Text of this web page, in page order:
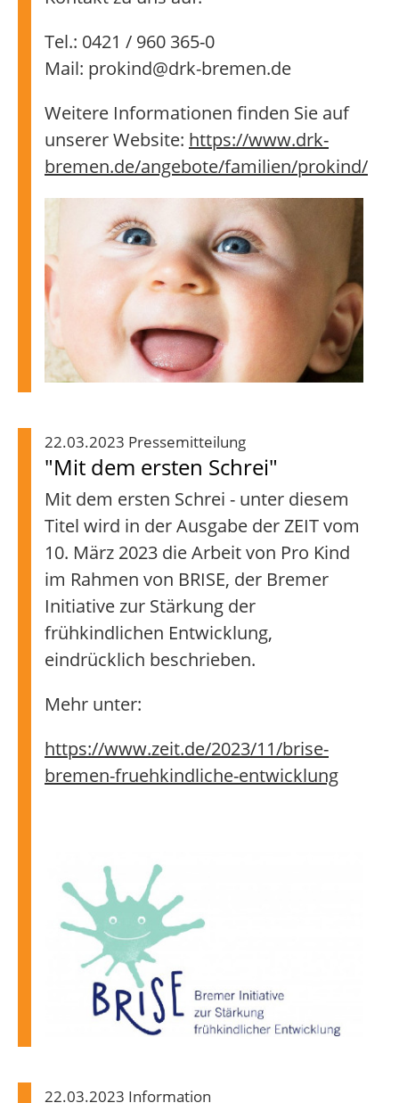
Tel.: 0421 / 960 365-0
Mail: prokind@drk-bremen.de
Weitere Informationen finden Sie auf
unserer Website: https://www.drk-
bremen.de/angebote/familien/prokind/
22.03.2023 Pressemitteilung
"Mit dem ersten Schrei"
Mit dem ersten Schrei - unter diesem
Titel wird in der Ausgabe der ZEIT vom
10. März 2023 die Arbeit von Pro Kind
im Rahmen von BRISE, der Bremer
Initiative zur Stärkung der
frühkindlichen Entwicklung,
eindrücklich beschrieben.
Mehr unter:
https://www.zeit.de/2023/11/brise-
bremen-fruehkindliche-entwicklung
22.03.2023 Information